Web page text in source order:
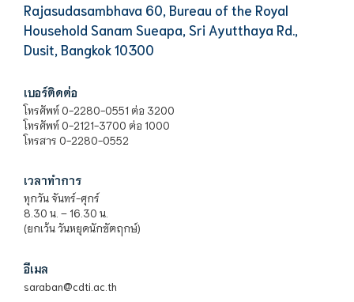
Rajasudasambhava 60, Bureau of the Royal
Household Sanam Sueapa, Sri Ayutthaya Rd.,
Dusit, Bangkok 10300
เบอร์ติดต่อ
โทรศัพท์ 0-2280-0551 ต่อ 3200
โทรศัพท์ 0-2121-3700 ต่อ 1000
โทรสาร 0-2280-0552
เวลาทำการ
ทุกวัน จันทร์-ศุกร์
8.30 น. – 16.30 น.
(ยกเว้น วันหยุดนักขัตฤกษ์)
อีเมล
saraban@cdti.ac.th